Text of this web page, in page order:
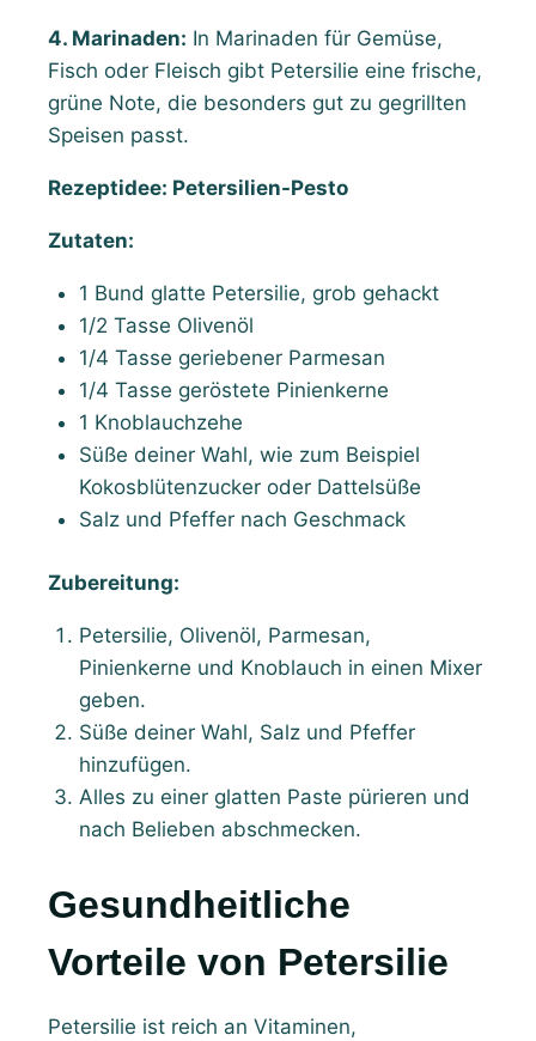
4. Marinaden: In Marinaden für Gemüse,
Fisch oder Fleisch gibt Petersilie eine frische,
grüne Note, die besonders gut zu gegrillten
Speisen passt.
Rezeptidee: Petersilien-Pesto
Zutaten:
1 Bund glatte Petersilie, grob gehackt
1/2 Tasse Olivenöl
1/4 Tasse geriebener Parmesan
1/4 Tasse geröstete Pinienkerne
1 Knoblauchzehe
Süße deiner Wahl, wie zum Beispiel
Kokosblütenzucker oder Dattelsüße
Salz und Pfeffer nach Geschmack
Zubereitung:
Petersilie, Olivenöl, Parmesan,
Pinienkerne und Knoblauch in einen Mixer
geben.
Süße deiner Wahl, Salz und Pfeffer
hinzufügen.
Alles zu einer glatten Paste pürieren und
nach Belieben abschmecken.
Gesundheitliche
Vorteile von Petersilie
Petersilie ist reich an Vitaminen,